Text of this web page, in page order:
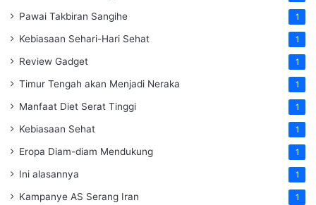
Pawai Takbiran Sangihe 1
Kebiasaan Sehari-Hari Sehat 1
Review Gadget 1
Timur Tengah akan Menjadi Neraka 1
Manfaat Diet Serat Tinggi 1
Kebiasaan Sehat 1
Eropa Diam-diam Mendukung 1
Ini alasannya 1
Kampanye AS Serang Iran 1